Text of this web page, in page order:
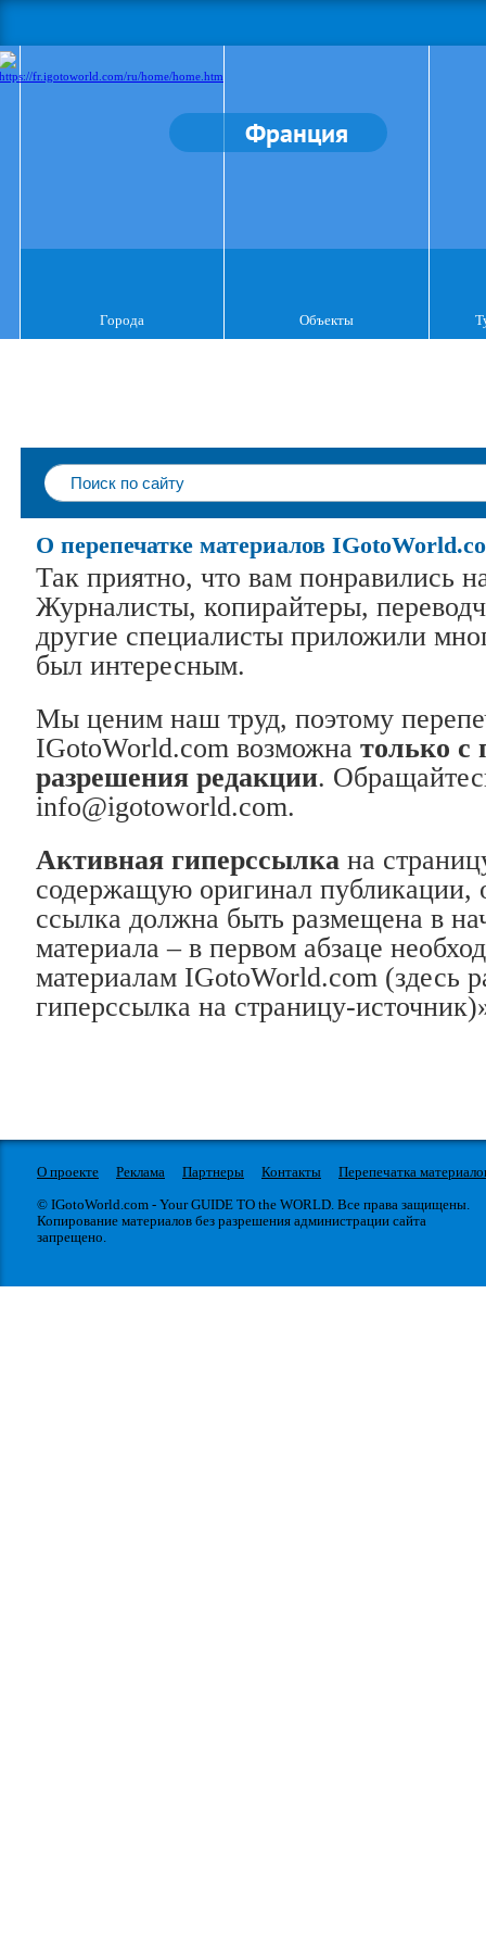
Франция
Города Объекты
О перепечатке материалов
Так приятно, что вам понравились
Журналисты, копирайтеры,
другие специалисты приложили
был интересным.
Мы ценим наш труд, поэтому
IGotoWorld.com возможна только с
разрешения редакции.
info@igotoworld.com.
Активная гиперссылка на
содержащую оригинал публикации,
ссылка должна быть размещена в
материала – в первом абзаце
материалам IGotoWorld.com (здесь
гиперссылка на страницу-
О проекте Реклама Партнеры Контакты
Перепечатка
© IGotoWorld.com - Your GUIDE TO the WORLD. Все права защищены.
Копирование материалов без разрешения администрации сайта
запрещено.